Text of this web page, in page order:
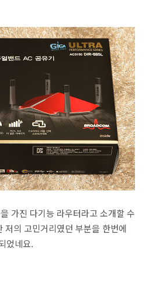
가진 다기능 라우터라고 소개할 수
저의 고민거리였던 부분을 한번에
었네요.